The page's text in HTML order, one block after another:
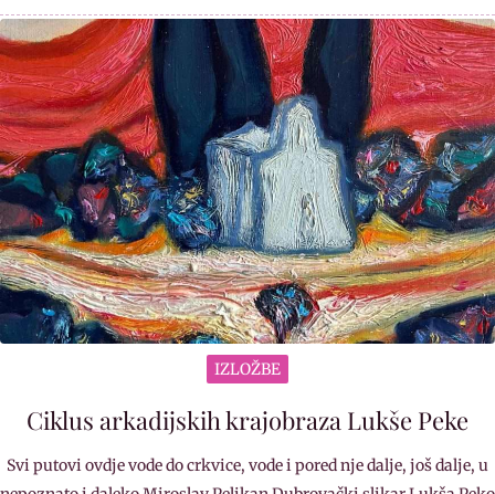
IZLOŽBE
Ciklus arkadijskih krajobraza Lukše Peke
Svi putovi ovdje vode do crkvice, vode i pored nje dalje, još dalje, u